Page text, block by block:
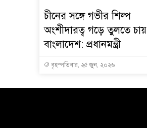
চীনের সঙ্গে গভীর শিল্প
অংশীদারত্ব গড়ে তুলতে চায়
বাংলাদেশ: প্রধানমন্ত্রী
বৃহস্পতিবার, ২৫ জুন, ২০২৬